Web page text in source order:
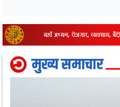
मुख्य समाचार